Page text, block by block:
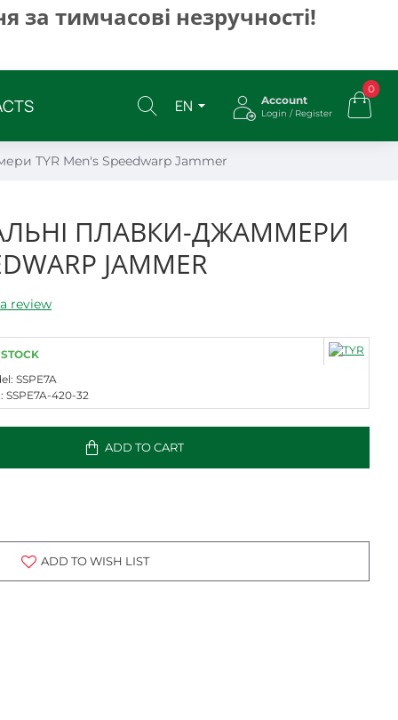
за тимчасові незручності!
EN Account
Login / Register
0
TYR Men's Speedwarp Jammer
ПЛАВКИ-ДЖАММЕРИ
JAMMER
review
SSPE7A
SSPE7A-420-32
ADD TO CART
ADD TO WISH LIST